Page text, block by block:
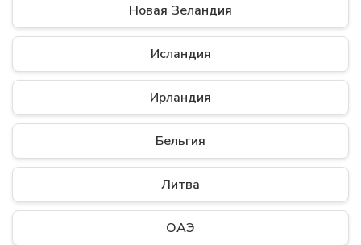
Новая Зеландия
Исландия
Ирландия
Бельгия
Литва
ОАЭ